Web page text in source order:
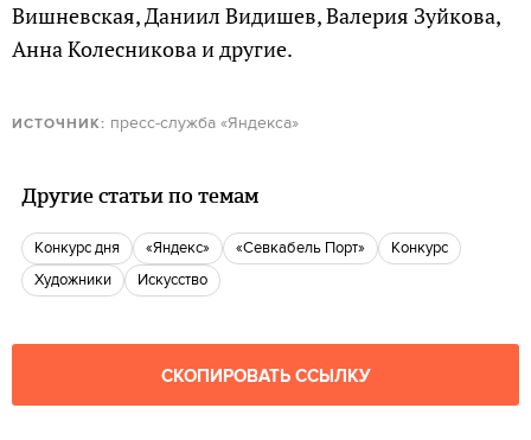
Вишневская, Даниил Видишев, Валерия Зуйкова,
Анна Колесникова и другие.
ИСТОЧНИК: пресс-служба «Яндекса»
Другие статьи по темам
Конкурс дня «Яндекс» «Севкабель Порт»
конкурс
Художники
Искусство
СКОПИРОВАТЬ ССЫЛКУ